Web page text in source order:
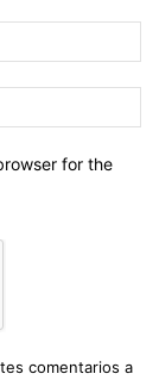
for the
comentarios a